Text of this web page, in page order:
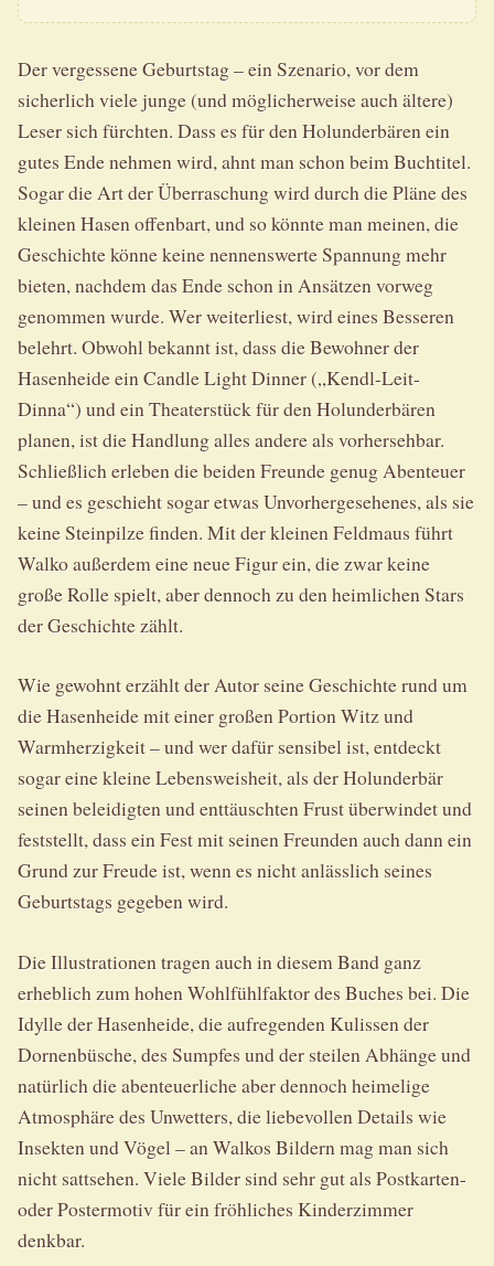
Der vergessene Geburtstag – ein Szenario, vor dem
sicherlich viele junge (und möglicherweise auch ältere)
Leser sich fürchten. Dass es für den Holunderbären ein
gutes Ende nehmen wird, ahnt man schon beim Buchtitel.
Sogar die Art der Überraschung wird durch die Pläne des
kleinen Hasen offenbart, und so könnte man meinen, die
Geschichte könne keine nennenswerte Spannung mehr
bieten, nachdem das Ende schon in Ansätzen vorweg
genommen wurde. Wer weiterliest, wird eines Besseren
belehrt. Obwohl bekannt ist, dass die Bewohner der
Hasenheide ein Candle Light Dinner („Kendl-Leit-
Dinna“) und ein Theaterstück für den Holunderbären
planen, ist die Handlung alles andere als vorhersehbar.
Schließlich erleben die beiden Freunde genug Abenteuer
– und es geschieht sogar etwas Unvorhergesehenes, als sie
keine Steinpilze finden. Mit der kleinen Feldmaus führt
Walko außerdem eine neue Figur ein, die zwar keine
große Rolle spielt, aber dennoch zu den heimlichen Stars
der Geschichte zählt.
Wie gewohnt erzählt der Autor seine Geschichte rund um
die Hasenheide mit einer großen Portion Witz und
Warmherzigkeit – und wer dafür sensibel ist, entdeckt
sogar eine kleine Lebensweisheit, als der Holunderbär
seinen beleidigten und enttäuschten Frust überwindet und
feststellt, dass ein Fest mit seinen Freunden auch dann ein
Grund zur Freude ist, wenn es nicht anlässlich seines
Geburtstags gegeben wird.
Die Illustrationen tragen auch in diesem Band ganz
erheblich zum hohen Wohlfühlfaktor des Buches bei. Die
Idylle der Hasenheide, die aufregenden Kulissen der
Dornenbüsche, des Sumpfes und der steilen Abhänge und
natürlich die abenteuerliche aber dennoch heimelige
Atmosphäre des Unwetters, die liebevollen Details wie
Insekten und Vögel – an Walkos Bildern mag man sich
nicht sattsehen. Viele Bilder sind sehr gut als Postkarten-
oder Postermotiv für ein fröhliches Kinderzimmer
denkbar.